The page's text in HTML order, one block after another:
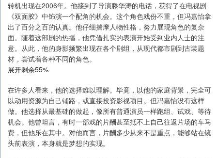
转机出现在2006年。他接到了导演滕华涛的电话，获得了在电视剧
《双面胶》中饰演一个配角的机会。这个角色戏份不重，但冯嘉怡拿
出了百分之百的认真。他仔细揣摩人物性格，努力展现角色的复杂
面。随着这部剧的热播，他凭借扎实的表演开始受到业内人士的注
意。从此，他的身影频繁出现在各个剧组，从现代都市剧到古装题
材，尝试着各种不同的角色。
展开剩余55%
在许多人看来，他的选择难以理解。毕竟，以他的家庭背景，完全可
以动用资源为自己铺路，或直接投资影视项目。但冯嘉怡没有这样
做。他选择从最基础的做起，像所有普通演员一样跑组、试戏、等待
机会。他曾坦言，有时一部戏的片酬甚至抵不上自己往返片场的车马
费，但他乐在其中。对他而言，片酬多少从来不是重点，能够站在镜
头前表演，本身就是梦想的实现。